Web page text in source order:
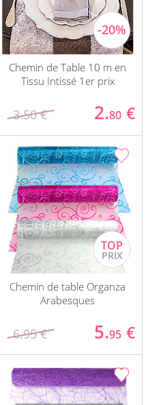
Chemin de Table 10 m en
Tissu Intissé 1er prix
3.50 € 2.80 €
Chemin de table Organza
Arabesques
6.95 € 5.95 €